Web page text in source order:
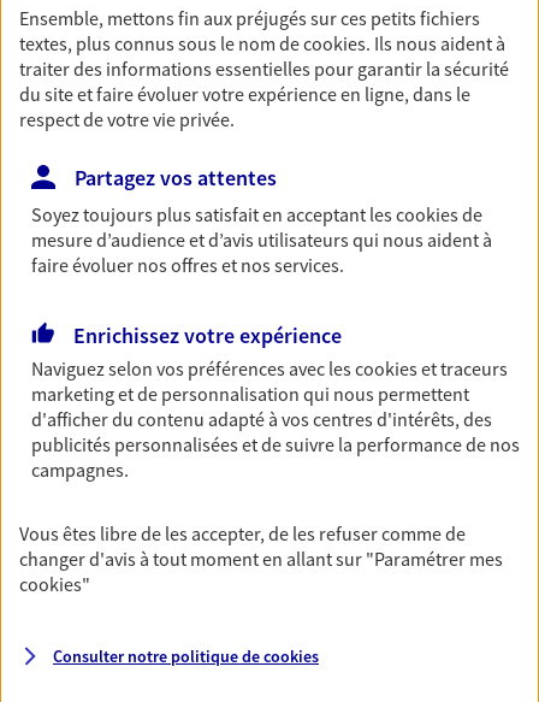
vous-même et votre famille.
Accompagner vos projets de
vie
Achat immobilier, installation, départ à la retraite…
Autant de moments de vie qui nécessitent des solutions
d'assurance et d'épargne. Recevez un conseil d'expert
cohérent avec vos besoins
Vous aider à constituer une
épargne
De nombreuses solutions s'offrent à vous pour faire
fructifier votre épargne. Laquelle correspond à vos
objectifs ? Rien ne remplace les conseils d'un expert :
Assurance vie, PER, Livret… Faisons le point ensemble !
Préparer votre avenir
dans vos projets de vie en privilégiant une relation de
Ensemble, mettons fin aux préjugés sur ces petits fichiers
textes, plus connus sous le nom decookies. Ils nous aident à
traiter des informations essentielles pour garantir la sécurité
du site et faire évoluer votre expérience en ligne, dans le
respect de votre vie privée.
Partagez vos attentes
Soyez toujours plus satisfait en acceptant lescookiesde
mesure d’audience et d’avis utilisateurs qui nous aident à
faire évoluer nos offres et nos services.
Enrichissez votre expérience
Naviguez selon vos préférences avec lescookies et traceurs
marketing et de personnalisation qui nous permettent
d'afficher du contenu adapté à vos centres d'intérêts, des
publicités personnalisées et de suivre la performance de nos
campagnes.
Vous êtes libre de les accepter, de les refuser comme de
changer d'avis à tout moment en allant sur "Paramétrer mes
cookies"
Consulter notre politique decookies